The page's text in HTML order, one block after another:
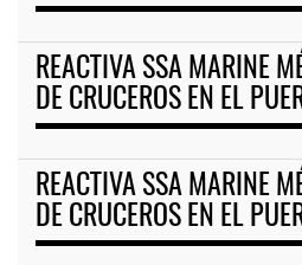
REACTIVA SSA MARINE
DE CRUCEROS EN EL
REACTIVA SSA MARINE
DE CRUCEROS EN EL